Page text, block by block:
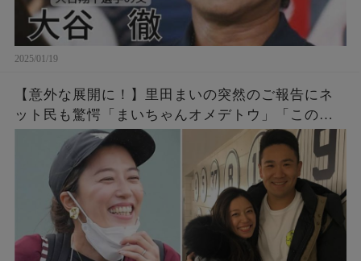
2025/01/19
【意外な展開に！】里田まいの突然のご報告にネ
ット民も驚愕「まいちゃんオメデトウ」「この人
もその路線か・・・」